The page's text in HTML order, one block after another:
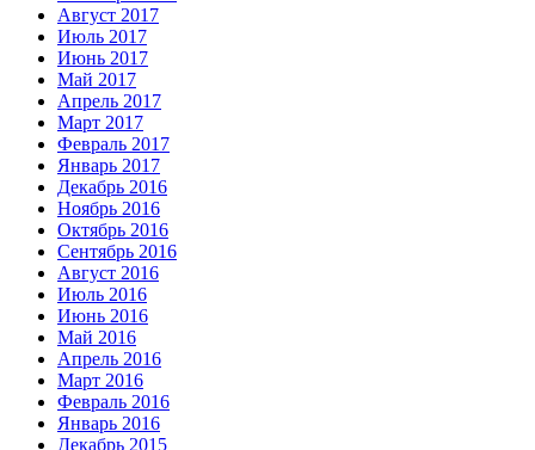
Август 2017
Июль 2017
Июнь 2017
Май 2017
Апрель 2017
Март 2017
Февраль 2017
Январь 2017
Декабрь 2016
Ноябрь 2016
Октябрь 2016
Сентябрь 2016
Август 2016
Июль 2016
Июнь 2016
Май 2016
Апрель 2016
Март 2016
Февраль 2016
Январь 2016
Декабрь 2015